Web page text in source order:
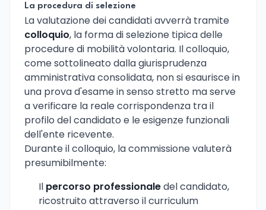
La procedura di selezione
La valutazione dei candidati avverrà tramite
colloquio, la forma di selezione tipica delle
procedure di mobilità volontaria. Il colloquio,
come sottolineato dalla giurisprudenza
amministrativa consolidata, non si esaurisce in
una prova d'esame in senso stretto ma serve
a verificare la reale corrispondenza tra il
profilo del candidato e le esigenze funzionali
dell'ente ricevente.
Durante il colloquio, la commissione valuterà
presumibilmente:
Il percorso professionaledel candidato,
ricostruito attraverso il curriculum